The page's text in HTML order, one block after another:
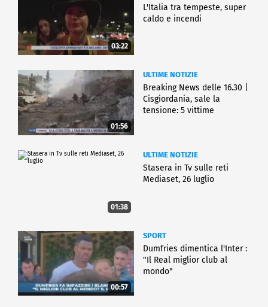
03:22
L'Italia tra tempeste, super
caldo e incendi
01:56
ULTIME NOTIZIE
Breaking News delle 16.30 |
Cisgiordania, sale la
tensione: 5 vittime
01:38
ULTIME NOTIZIE
Stasera in Tv sulle reti
Mediaset, 26 luglio
00:57
SPORT
Dumfries dimentica l'Inter :
"Il Real miglior club al
mondo"